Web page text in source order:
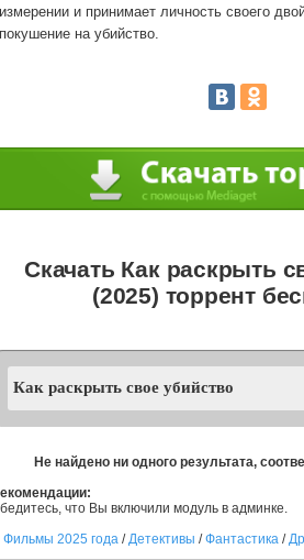
измерении и принимает личность своего
покушение на убийство.
Скачать Как раскрыть
(2025) торрент
Не найдено ни одного результата,
что Вы включили модуль в админке.
Фильмы 2025 года / Детективы /Фантастика /